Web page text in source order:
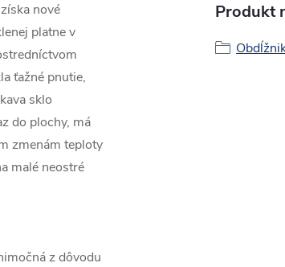
nové
platne v
ťažné pnutie,
sklo
do plochy, má
zmenám teploty
malé neostré
z dôvodu
Produkt